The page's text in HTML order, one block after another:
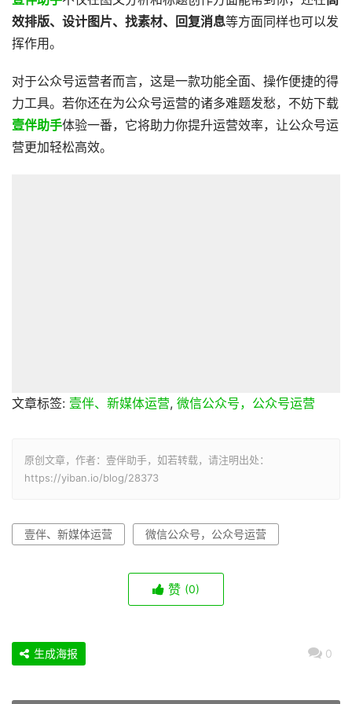
效排版、设计图片、找素材、回复消息等方面同样也可以发
挥作用。
对于公众号运营者而言，这是一款功能全面、操作便捷的得
力工具。若你还在为公众号运营的诸多难题发愁，不妨下载
壹伴助手体验一番，它将助力你提升运营效率，让公众号运
营更加轻松高效。
文章标签: 壹伴、新媒体运营, 微信公众号，公众号运营
原创文章，作者：壹伴助手，如若转载，请注明出处：
https://yiban.io/blog/28373
壹伴、新媒体运营 微信公众号，公众号运营
赞 (0)
0
生成海报